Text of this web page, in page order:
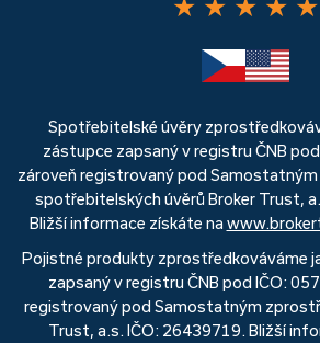
Spotřebitelské úvěry
zástupce zapsaný v registru ČNB
zároveň registrovaný pod
spotřebitelských úvěrů Broker Trust,
Bližší informace získáte na
Pojistné produkty zprostředkováváme
zapsaný v registru ČNB pod IČO:
registrovaný pod Samostatným
Trust, a.s. IČO: 26439719. Bližší